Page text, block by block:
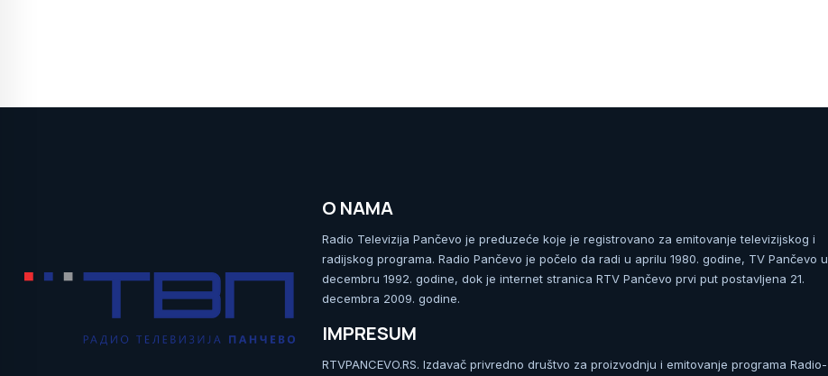
O NAMA
Radio Televizija Pančevo je preduzeće koje je registrovano za emitovanje televizijskog i
radijskog programa. Radio Pančevo je počelo da radi u aprilu 1980. godine, TV Pančevo u
decembru 1992. godine, dok je internet stranica RTV Pančevo prvi put postavljena 21.
decembra 2009. godine.
IMPRESUM
RTVPANCEVO.RS. Izdavač privredno društvo za proizvodnju i emitovanje programa Radio-